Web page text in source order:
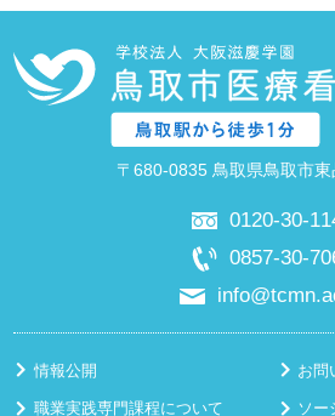
〒680-0835 鳥取県鳥取市
0120-30-
0857-30-
情報公開 お問
職業実践専門課程について ソー